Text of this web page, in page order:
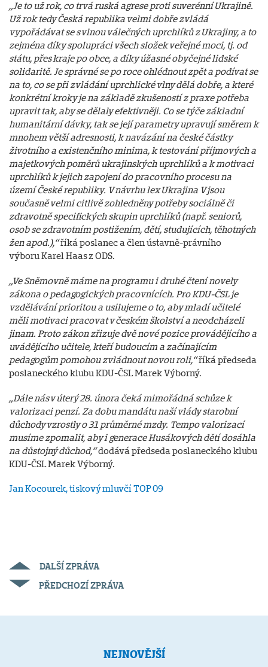
„Je to už rok, co trvá ruská agrese proti suverénní Ukrajině.
Už rok tedy Česká republika velmi dobře zvládá
vypořádávat se s vlnou válečných uprchlíků z Ukrajiny, a to
zejména díky spolupráci všech složek veřejné moci, tj. od
státu, přes kraje po obce, a díky úžasné obyčejné lidské
solidaritě. Je správné se po roce ohlédnout zpět a podívat se
na to, co se při zvládání uprchlické vlny dělá dobře, a které
konkrétní kroky je na základě zkušeností z praxe potřeba
upravit tak, aby se dělaly efektivněji. Co se týče základní
humanitární dávky, tak se její parametry upravují směrem k
mnohem větší adresnosti, k navázání na české částky
životního a existenčního minima, k testování příjmových a
majetkových poměrů ukrajinských uprchlíků a k motivaci
uprchlíků k jejich zapojení do pracovního procesu na
území České republiky. V návrhu lex Ukrajina V jsou
současně velmi citlivě zohledněny potřeby sociálně či
zdravotně specifických skupin uprchlíků (např. seniorů,
osob se zdravotním postižením, dětí, studujících, těhotných
žen apod.),“říká poslanec a člen ústavně-právního
výboru Karel Haas z ODS.
„Ve Sněmovně máme na programu i druhé čtení novely
zákona o pedagogických pracovnících. Pro KDU-ČSL je
vzdělávání prioritou a usilujeme o to, aby mladí učitelé
měli motivaci pracovat v českém školství a neodcházeli
jinam. Proto zákon zřizuje dvě nové pozice provádějícího a
uvádějícího učitele, kteří budoucím a začínajícím
pedagogům pomohou zvládnout novou roli,“říká předseda
poslaneckého klubu KDU-ČSL Marek Výborný.
„Dále nás v úterý 28. února čeká mimořádná schůze k
valorizaci penzí. Za dobu mandátu naší vlády starobní
důchody vzrostly o 31 průměrné mzdy. Tempo valorizací
musíme zpomalit, aby i generace Husákových dětí dosáhla
na důstojný důchod,“dodává předseda poslaneckého klubu
KDU-ČSL Marek Výborný.
Jan Kocourek, tiskový mluvčí TOP 09
DALŠÍ ZPRÁVA
PŘEDCHOZÍ ZPRÁVA
NEJNOVĚJŠÍ